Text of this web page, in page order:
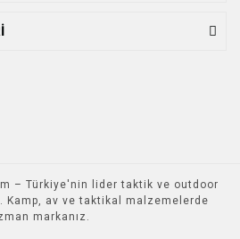
– Türkiye'nin lider taktik ve outdoor
Kamp, av ve taktikal malzemelerde
markanız.